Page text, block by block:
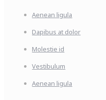
Aenean ligula
Dapibus at dolor
Molestie id
Vestibulum
Aenean ligula